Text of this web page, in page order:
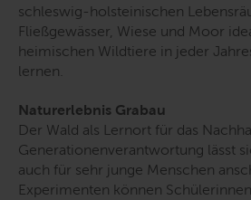
schleswig-holsteinischen
Fließgewässer, Wiese und Moor
heimischen Wildtiere in jeder
lernen.
Naturerlebnis Grabau
Der Wald als Lernort für das
Generationenverantwortung lässt
auch für sehr junge Menschen
Experimenten können